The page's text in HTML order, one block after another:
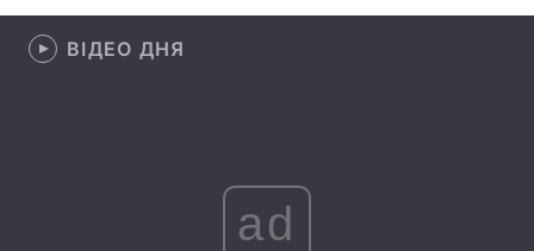
Лонгріди
Вакансії
ВІДЕО ДНЯ
ad